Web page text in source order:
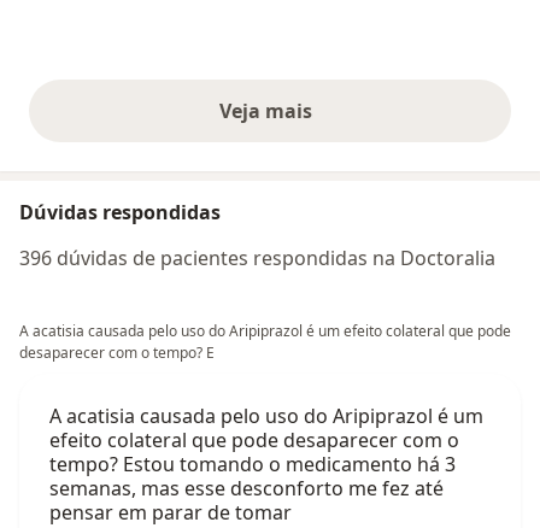
Veja maisopiniões acima
Dúvidas respondidas
396 dúvidas de pacientes respondidas na Doctoralia
A acatisia causada pelo uso do Aripiprazol é um efeito colateral que pode
desaparecer com o tempo? E
A acatisia causada pelo uso do Aripiprazol é um
efeito colateral que pode desaparecer com o
tempo? Estou tomando o medicamento há 3
semanas, mas esse desconforto me fez até
pensar em parar de tomar